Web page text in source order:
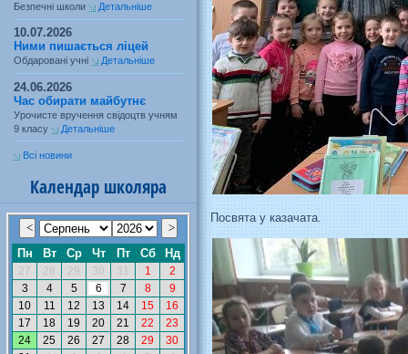
Безпечні школи Детальніше
10.07.2026
Ними пишається ліцей
Обдаровані учні Детальніше
24.06.2026
Час обирати майбутнє
Урочисте вручення свідоцтв учням
9 класу
Детальніше
Всі новини
Календар школяра
Посвята у казачата.